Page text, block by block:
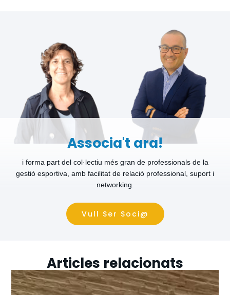
Associa't ara!
i forma part del col·lectiu més gran de professionals de la
gestió esportiva, amb facilitat de relació professional, suport i
networking.
Vull Ser Soci@
Articles relacionats